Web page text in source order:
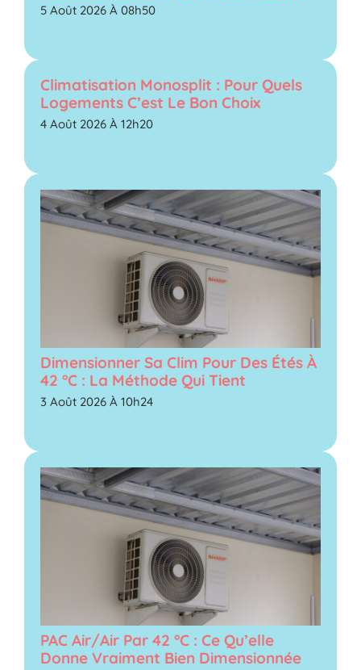
5 Août 2026 À 08h50
Climatisation Monosplit : Pour Quels
Logements C’est Le Bon Choix
4 Août 2026 À 12h20
Dimensionner Sa Clim Pour Des Étés À
42 °C : La Méthode Qui Tient
3 Août 2026 À 10h24
PAC Air/air Par 42 °C : Ce Qu’elle
Donne Vraiment Bien Dimensionnée